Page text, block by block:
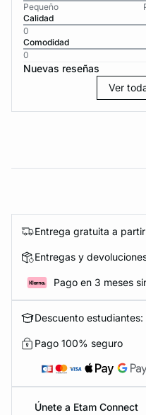
Pequeño
Calidad
0
Comodidad
0
Nuevas reseñas
Ver
Entrega gratuita a
Entregas y
Pago en 3 meses
Descuento
Pago 100% seguro
Únete a Etam Connect